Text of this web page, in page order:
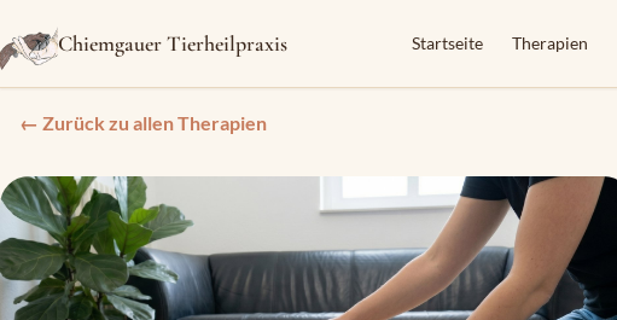
Chiemgauer Tierheilpraxis Startseite Therapien
← Zurück zu allen Therapien